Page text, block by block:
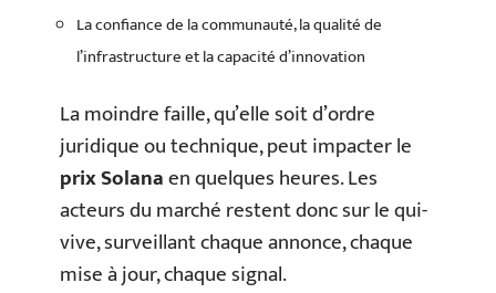
La confiance de la communauté, la qualité de
l’infrastructure et la capacité d’innovation
La moindre faille, qu’elle soit d’ordre
juridique ou technique, peut impacter le
prix Solanaen quelques heures. Les
acteurs du marché restent donc sur le qui-
vive, surveillant chaque annonce, chaque
mise à jour, chaque signal.